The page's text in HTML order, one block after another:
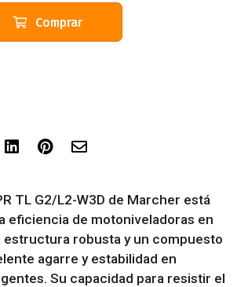
Comprar
TL G2/L2-W3D de Marcher está
eficiencia de motoniveladoras en
robusta y un compuesto
agarre y estabilidad en
Su capacidad para resistir el